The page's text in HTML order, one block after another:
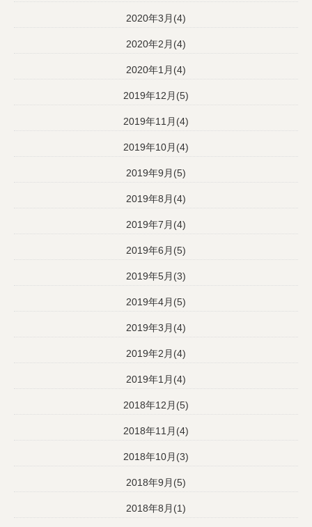
2020年3月(4)
2020年2月(4)
2020年1月(4)
2019年12月(5)
2019年11月(4)
2019年10月(4)
2019年9月(5)
2019年8月(4)
2019年7月(4)
2019年6月(5)
2019年5月(3)
2019年4月(5)
2019年3月(4)
2019年2月(4)
2019年1月(4)
2018年12月(5)
2018年11月(4)
2018年10月(3)
2018年9月(5)
2018年8月(1)